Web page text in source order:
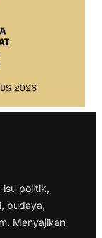
isu politik,
budaya,
Menyajikan